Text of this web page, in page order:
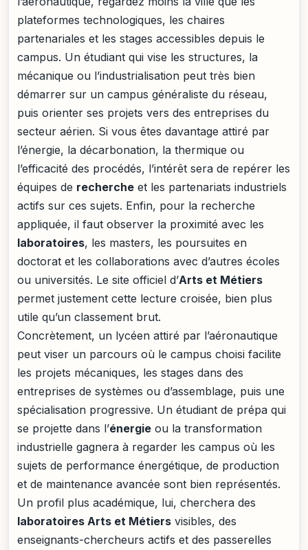
plateformes technologiques, les chaires
partenariales et les stages accessibles depuis le
campus. Un étudiant qui vise les structures, la
mécanique ou l’industrialisation peut très bien
démarrer sur un campus généraliste du réseau,
puis orienter ses projets vers des entreprises du
secteur aérien. Si vous êtes davantage attiré par
l’énergie, la décarbonation, la thermique ou
l’efficacité des procédés, l’intérêt sera de repérer les
équipes de recherche et les partenariats industriels
actifs sur ces sujets. Enfin, pour la recherche
appliquée, il faut observer la proximité avec les
laboratoires, les masters, les poursuites en
doctorat et les collaborations avec d’autres écoles
ou universités. Le site officiel d’Arts et Métiers
permet justement cette lecture croisée, bien plus
utile qu’un classement brut.
Concrètement, un lycéen attiré par l’aéronautique
peut viser un parcours où le campus choisi facilite
les projets mécaniques, les stages dans des
entreprises de systèmes ou d’assemblage, puis une
spécialisation progressive. Un étudiant de prépa qui
se projette dans l’énergie ou la transformation
industrielle gagnera à regarder les campus où les
sujets de performance énergétique, de production
et de maintenance avancée sont bien représentés.
Un profil plus académique, lui, cherchera des
laboratoires Arts et Métiers visibles, des
enseignants-chercheurs actifs et des passerelles